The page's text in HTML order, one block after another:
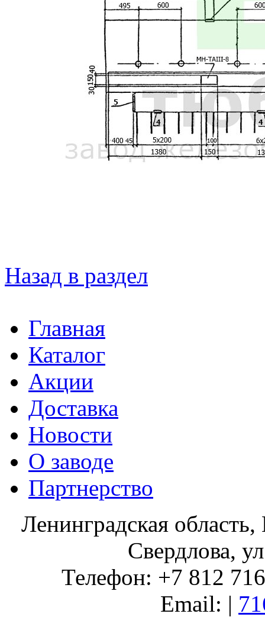
Назад в раздел
Главная
Каталог
Акции
Доставка
Новости
О заводе
Партнерство
Ленинградская
Свердлова,
Телефон: +7 812
Email: |